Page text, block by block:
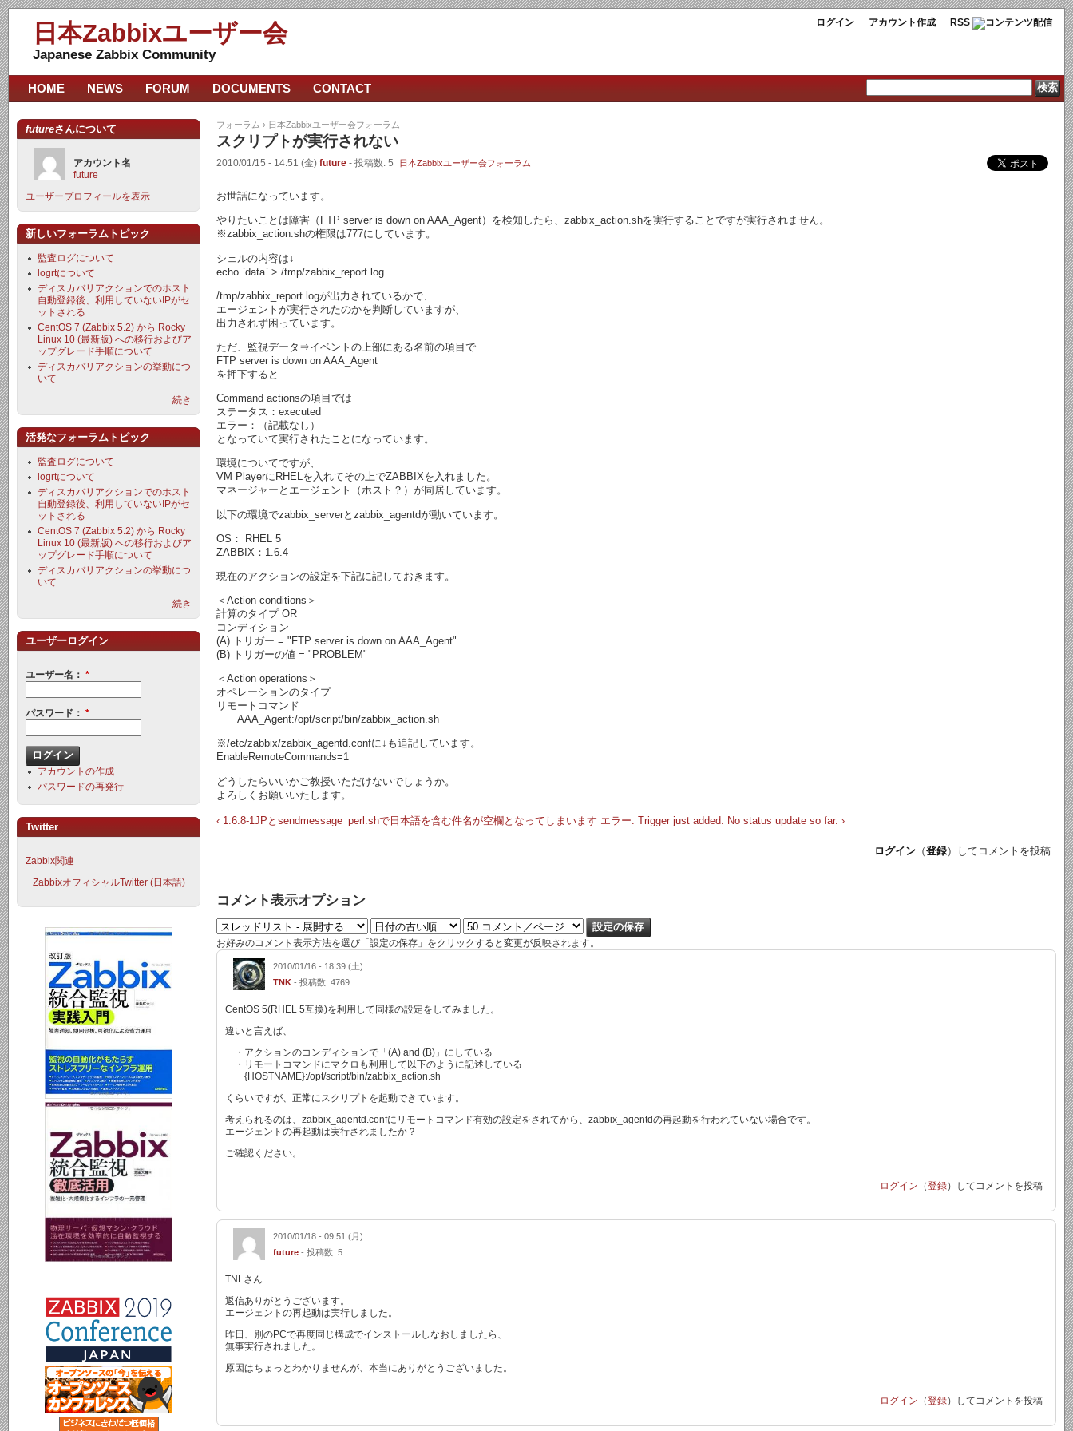
ログイン アカウント作成 RSS
日本Zabbixユーザー会
Japanese Zabbix Community
フォーラム › 日本Zabbixユーザー会フォーラム
スクリプトが実行されない
2010/01/15 - 14:51 (金) future - 投稿数: 5 日本Zabbixユーザー会フォーラム
お世話になっています。
やりたいことは障害（FTP server is down on AAA_Agent）を検知したら、zabbix_action.shを実行することですが実行されません。
※zabbix_action.shの権限は777にしています。
シェルの内容は↓
echo `data` > /tmp/zabbix_report.log
/tmp/zabbix_report.logが出力されているかで、
エージェントが実行されたのかを判断していますが、
出力されず困っています。
ただ、監視データ⇒イベントの上部にある名前の項目で
FTP server is down on AAA_Agent
を押下すると
Command actionsの項目では
ステータス：executed
エラー：（記載なし）
となっていて実行されたことになっています。
環境についてですが、
VM PlayerにRHELを入れてその上でZABBIXを入れました。
マネージャーとエージェント（ホスト？）が同居しています。
以下の環境でzabbix_serverとzabbix_agentdが動いています。
OS： RHEL 5
ZABBIX：1.6.4
現在のアクションの設定を下記に記しておきます。
＜Action conditions＞
計算のタイプ OR
コンディション
(A) トリガー = "FTP server is down on AAA_Agent"
(B) トリガーの値 = "PROBLEM"
＜Action operations＞
オペレーションのタイプ
リモートコマンド
AAA_Agent:/opt/script/bin/zabbix_action.sh
※/etc/zabbix/zabbix_agentd.confに↓も追記しています。
EnableRemoteCommands=1
どうしたらいいかご教授いただけないでしょうか。
よろしくお願いいたします。
‹ 1.6.8-1JPとsendmessage_perl.shで日本語を含む件名が空欄となってしまいます エラー: Trigger just added. No status update so far. ›
ログイン （登録）してコメントを投稿
コメント表示オプション
お好みのコメント表示方法を選び「設定の保存」をクリックすると変更が反映されます。
2010/01/16 - 18:39 (土)
TNK - 投稿数: 4769
CentOS 5(RHEL 5互換)を利用して同様の設定をしてみました。
違いと言えば、
・アクションのコンディションで「(A) and (B)」にしている
・リモートコマンドにマクロも利用して以下のように記述している
{HOSTNAME}:/opt/script/bin/zabbix_action.sh
くらいですが、正常にスクリプトを起動できています。
考えられるのは、zabbix_agentd.confにリモートコマンド有効の設定をされてから、zabbix_agentdの再起動を行われていない場合です。
エージェントの再起動は実行されましたか？
ご確認ください。
ログイン （登録）してコメントを投稿
2010/01/18 - 09:51 (月)
future - 投稿数: 5
TNLさん
返信ありがとうございます。
エージェントの再起動は実行しました。
昨日、別のPCで再度同じ構成でインストールしなおしましたら、
無事実行されました。
原因はちょっとわかりませんが、本当にありがとうございました。
ログイン （登録）してコメントを投稿
HOME NEWS FORUM DOCUMENTS CONTACT
futureさんについて
アカウント名
future
ユーザープロフィールを表示
新しいフォーラムトピック
監査ログについて
logrtについて
ディスカバリアクションでのホスト
自動登録後、利用していないIPがセ
ットされる
CentOS 7 (Zabbix 5.2) から Rocky
Linux 10 (最新版) への移行およびア
ップグレード手順について
ディスカバリアクションの挙動につ
いて
続き
活発なフォーラムトピック
監査ログについて
logrtについて
ディスカバリアクションでのホスト
自動登録後、利用していないIPがセ
ットされる
CentOS 7 (Zabbix 5.2) から Rocky
Linux 10 (最新版) への移行およびア
ップグレード手順について
ディスカバリアクションの挙動につ
いて
続き
ユーザーログイン
ユーザー名： *
パスワード： *
アカウントの作成
パスワードの再発行
Twitter
Zabbix関連
ZabbixオフィシャルTwitter (日本語)